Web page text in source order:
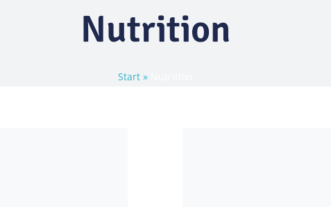
Nutrition
Start »